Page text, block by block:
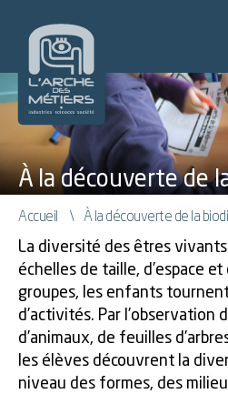
À la découverte de
Accueil
À la découverte de la
La diversité des êtres
échelles de taille, d’espace
groupes, les enfants
d’activités. Par l’observation
d’animaux, de feuilles
les élèves découvrent la
niveau des formes, des